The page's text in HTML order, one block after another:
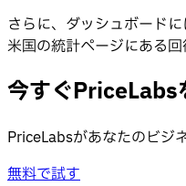
さらに、ダッシュボード
米国の統計ページにある回
今すぐPriceLabs
PriceLabsがあなたのビジ
無料で試す